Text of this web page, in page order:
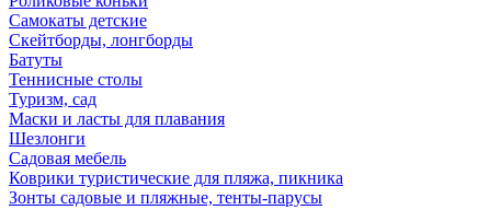
Самокаты детские
Скейтборды, лонгборды
Батуты
Теннисные столы
Туризм, сад
Маски и ласты для плавания
Шезлонги
Садовая мебель
Коврики туристические для пляжа, пикника
Зонты садовые и пляжные, тенты-парусы